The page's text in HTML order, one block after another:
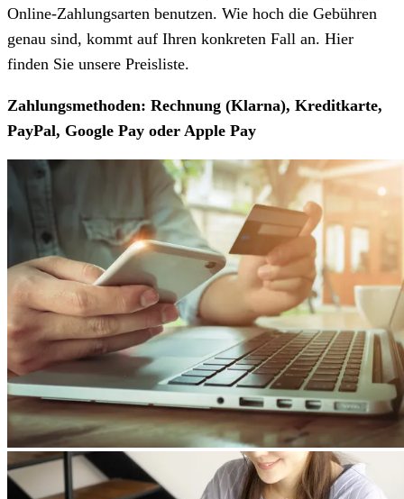
Online-Zahlungsarten benutzen. Wie hoch die Gebühren
genau sind, kommt auf Ihren konkreten Fall an. Hier
finden Sie unsere Preisliste.
Zahlungsmethoden: Rechnung (Klarna), Kreditkarte,
PayPal, Google Pay oder Apple Pay